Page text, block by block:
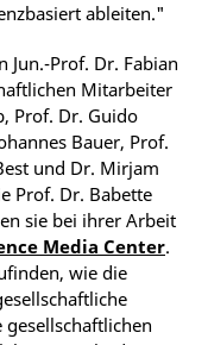
ableiten."
Jun.-Prof. Dr. Fabian
Mitarbeiter
Prof. Dr. Guido
Bauer, Prof.
und Dr. Mirjam
Prof. Dr. Babette
sie bei ihrer Arbeit
Media Center.
wie die